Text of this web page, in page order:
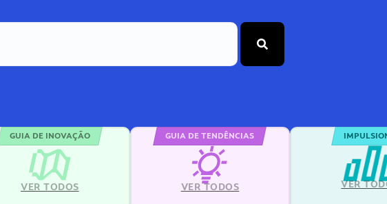
GUIA DE INOVAÇÃO
VER TODOS
GUIA DE TENDÊNCIAS
VER TODOS VER